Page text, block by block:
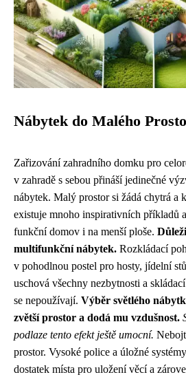
Nábytek do Malého
Zařizování zahradního domku pro
v zahradě s sebou přináší jedinečné
nábytek. Malý prostor si žádá chytrá a
existuje mnoho inspirativních příkladů
funkční domov i na menší ploše.
multifunkční nábytek. Rozkládací
v pohodlnou postel pro hosty, jídelní
uschová všechny nezbytnosti a
se nepoužívají. Výběr světlého
zvětší prostor a dodá mu vzdušnost.
podlaze tento efekt ještě umocní.
prostor. Vysoké police a úložné
dostatek místa pro uložení věcí a